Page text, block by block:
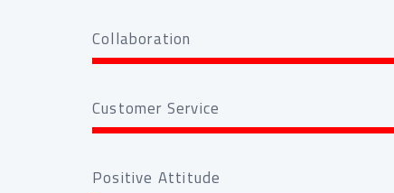
Collaboration
Customer Service
Positive Attitude